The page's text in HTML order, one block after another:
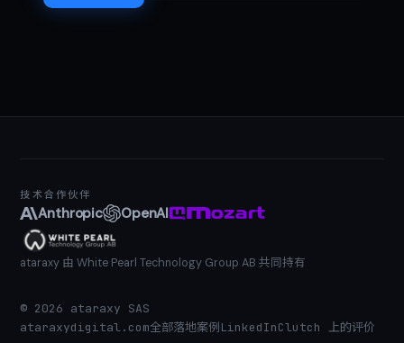
技术合作伙伴
Anthropic OpenAI
ataraxy 由 White Pearl Technology Group AB 共同持有
© 2026 ataraxy SAS
ataraxydigital.com全部落地案例LinkedInClutch 上的评价